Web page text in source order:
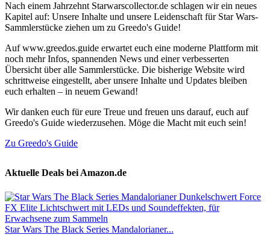
Nach einem Jahrzehnt Starwarscollector.de schlagen wir ein neues
Kapitel auf: Unsere Inhalte und unsere Leidenschaft für Star Wars-
Sammlerstücke ziehen um zu Greedo's Guide!
Auf www.greedos.guide erwartet euch eine moderne Plattform mit
noch mehr Infos, spannenden News und einer verbesserten
Übersicht über alle Sammlerstücke. Die bisherige Website wird
schrittweise eingestellt, aber unsere Inhalte und Updates bleiben
euch erhalten – in neuem Gewand!
Wir danken euch für eure Treue und freuen uns darauf, euch auf
Greedo's Guide wiederzusehen. Möge die Macht mit euch sein!
Zu Greedo's Guide
Aktuelle Deals bei Amazon.de
Star Wars The Black Series Mandalorianer...